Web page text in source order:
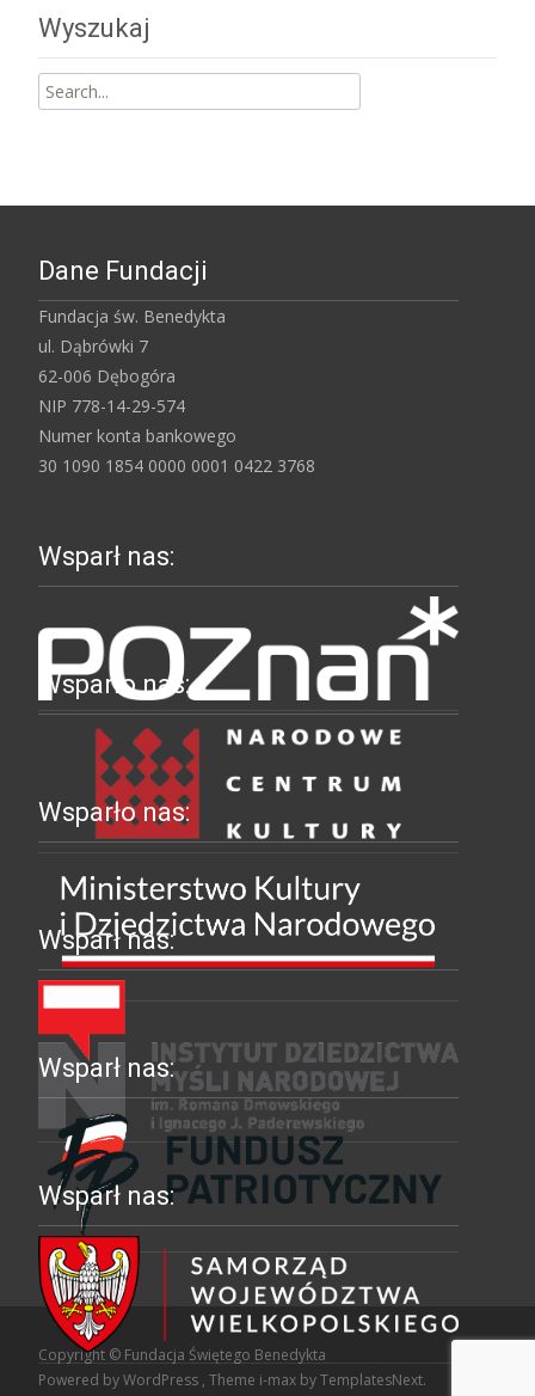
Wyszukaj
Search
for:
Dane Fundacji
Fundacja św. Benedykta
ul. Dąbrówki 7
62-006 Dębogóra
NIP 778-14-29-574
Numer konta bankowego
30 1090 1854 0000 0001 0422 3768
Wsparł nas:
Wsparło nas:
Wsparło nas:
Wsparł nas:
Wsparł nas:
Wsparł nas:
Copyright © Fundacja Świętego Benedykta
Powered by WordPress , Theme i-max by TemplatesNext.